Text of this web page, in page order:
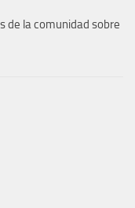
de la comunidad sobre